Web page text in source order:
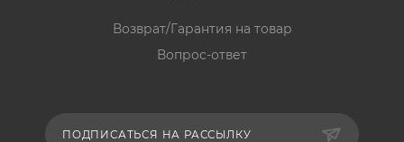
Возврат/Гарантия на товар
Вопрос-ответ
ПОДПИСАТЬСЯ НА РАССЫЛКУ